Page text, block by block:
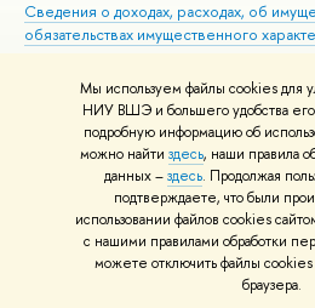
Мы используем файлы cookies для
НИУ ВШЭ и большего удобства его
подробную информацию об
можно найти здесь, наши правила
данных –здесь. Продолжая
подтверждаете, что были
использовании файлов cookies
с нашими правилами обработки
можете отключить файлы cookies
браузера.
Сведения о доходах, расходах, об
обязательствах имущественного
Людям с ограниченными
Единая платежная страница
Работа в Вышке
© НИУ ВШЭ 1993–2026 Адреса и
материалов Политика
Шрифты HSE Sans и HSE Slab